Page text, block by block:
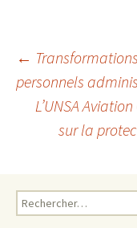
des
←
personnels
L’UNSA
sur la
Rechercher :